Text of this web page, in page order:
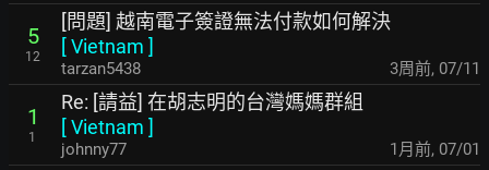
5
12
[問題] 越南電子簽證無法付款如何解決
[Vietnam ]
tarzan5438 3周前, 07/11
1
1
Re: [請益] 在胡志明的台灣媽媽群組
[Vietnam ]
johnny77 1月前, 07/01